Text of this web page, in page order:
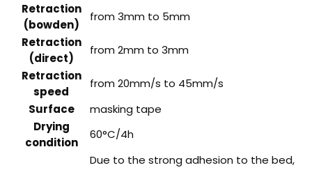
Retraction
(bowden)
from 3mm to 5mm
Retraction
(direct)
from 2mm to 3mm
Retraction
speed
from 20mm/s to 45mm/s
Surface
masking tape
Drying
condition
60°C/4h
Due to the strong adhesion to the bed,